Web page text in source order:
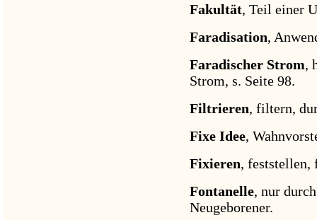
Fakultät, Teil einer
Faradisation,
Faradischer Strom,
Strom, s. Seite 98.
Filtrieren, filtern,
Fixe Idee,
Fixieren, feststellen,
Fontanelle, nur
Neugeborener.